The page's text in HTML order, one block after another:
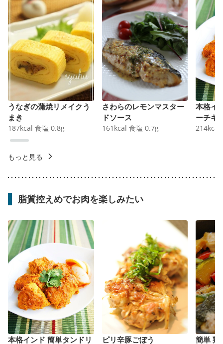
うなぎの蒲焼リメイクう
まき
187kcal 食塩 0.8g
さわらのレモンマスター
ドソース
161 kcal 食塩 0.7g
本格イ
ーチキ
214kcal
もっと見る
脂質控えめでお肉を楽しみたい
本格インド 簡単タンドリ ピリ辛豚ごぼう 簡単 鶏